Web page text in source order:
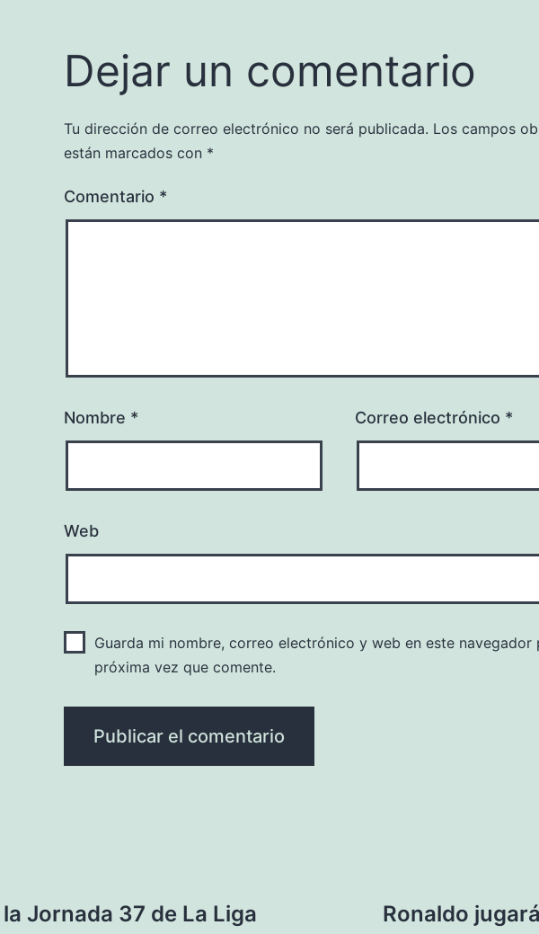
Dejar un comentario
Tu dirección de correo electrónico no será publicada. Los campos
están marcados con *
Comentario *
Nombre * Correo electrónico *
Web
Guarda mi nombre, correo electrónico y web en este navegador
próxima vez que comente.
Jornada 37 de La Liga
Ronaldo